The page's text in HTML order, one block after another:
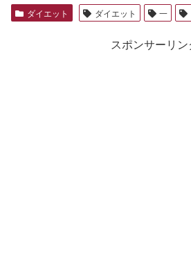
ダイエット ダイエット 一
スポンサーリン